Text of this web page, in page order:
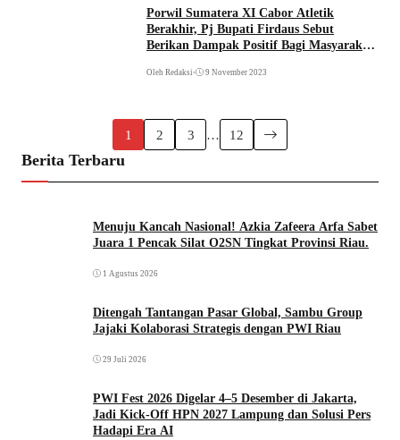
Porwil Sumatera XI Cabor Atletik
Berakhir, Pj Bupati Firdaus Sebut
Berikan Dampak Positif Bagi Masyarakat
Oleh Redaksi • 9 November 2023
1 2 3 … 12
Berita Terbaru
Menuju Kancah Nasional! Azkia Zafeera Arfa Sabet
Juara 1 Pencak Silat O2SN Tingkat Provinsi Riau.
1 Agustus 2026
Ditengah Tantangan Pasar Global, Sambu Group
Jajaki Kolaborasi Strategis dengan PWI Riau
29 Juli 2026
PWI Fest 2026 Digelar 4–5 Desember di Jakarta,
Jadi Kick-Off HPN 2027 Lampung dan Solusi Pers
Hadapi Era AI